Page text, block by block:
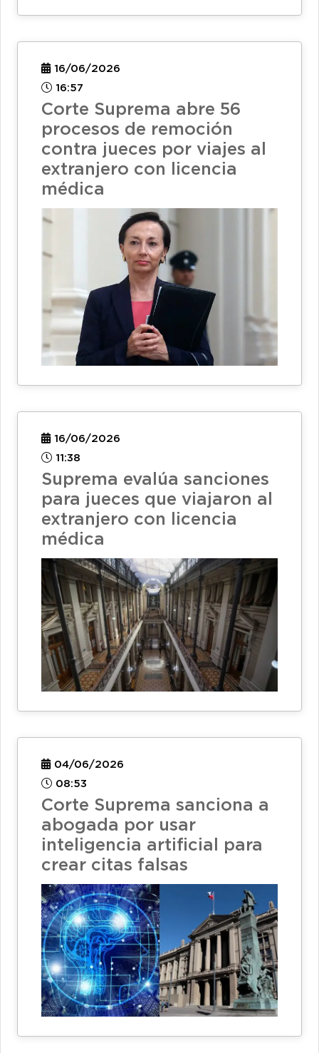
16/06/2026
16:57
Corte Suprema abre 56
procesos de remoción
contra jueces por viajes al
extranjero con licencia
médica
16/06/2026
11:38
Suprema evalúa sanciones
para jueces que viajaron al
extranjero con licencia
médica
04/06/2026
08:53
Corte Suprema sanciona a
abogada por usar
inteligencia artificial para
crear citas falsas